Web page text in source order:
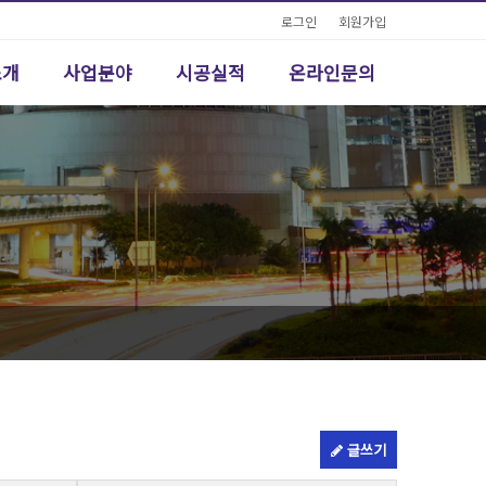
회원가입
로그인
사업분야 시공실적 온라인문의
글쓰기